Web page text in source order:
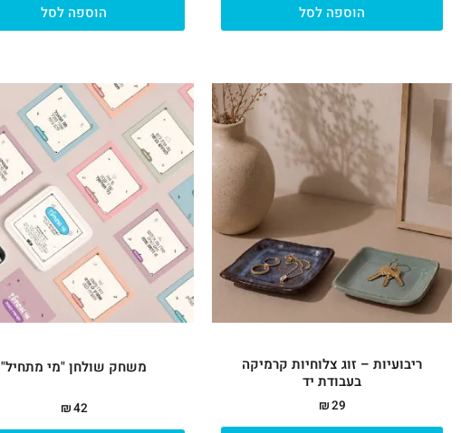
הוספה לסל הוספה לסל
ריבועיות – זוג צלוחיות קרמיקה
בעבודת יד
₪29
משחק שולחן "מי מתחיל"
₪42